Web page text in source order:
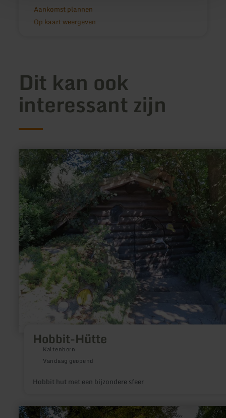
Aankomst plannen
Op kaart weergeven
Dit kan ook
interessant zijn
Hobbit-Hütte
Kaltenborn
Vandaag geopend
Hobbit hut met een bijzondere sfeer
meer
informatie
over:
Hobbit-
Hütte
meer